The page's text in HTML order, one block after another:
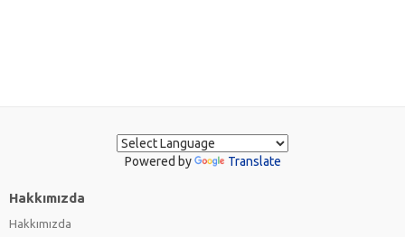
Powered by Translate
Hakkımızda
Hakkımızda